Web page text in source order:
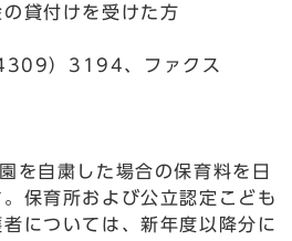
貸付けを受けた方
）3194、ファクス
を自粛した場合の保育料を日
保育所および公立認定こども
については、新年度以降分に